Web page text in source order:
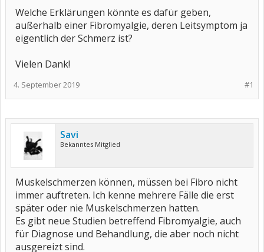
Welche Erklärungen könnte es dafür geben,
außerhalb einer Fibromyalgie, deren Leitsymptom ja
eigentlich der Schmerz ist?
Vielen Dank!
#1
4. September 2019
Savi
Bekanntes Mitglied
Muskelschmerzen können, müssen bei Fibro nicht
immer auftreten. Ich kenne mehrere Fälle die erst
später oder nie Muskelschmerzen hatten.
Es gibt neue Studien betreffend Fibromyalgie, auch
für Diagnose und Behandlung, die aber noch nicht
ausgereizt sind.